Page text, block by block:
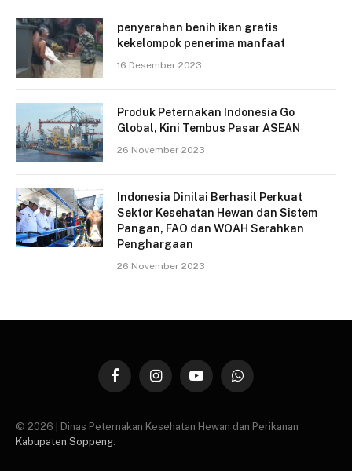
penyerahan benih ikan gratis
kekelompok penerima manfaat
16 Desember 2023
Produk Peternakan Indonesia Go
Global, Kini Tembus Pasar ASEAN
26 November 2023
Indonesia Dinilai Berhasil Perkuat
Sektor Kesehatan Hewan dan Sistem
Pangan, FAO dan WOAH Serahkan
Penghargaan
26 November 2023
FacebookInstagramYouTubeWhatsApp
© 2026 | Dinas Peternakan Kesehatan Hewan dan Perikanan
Kabupaten Soppeng